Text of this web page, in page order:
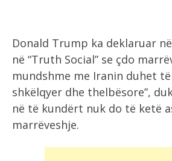
Donald Trump ka deklaruar
në “Truth Social” se çdo
mundshme me Iranin duhet të
shkëlqyer dhe thelbësore”,
në të kundërt nuk do të ketë
marrëveshje.